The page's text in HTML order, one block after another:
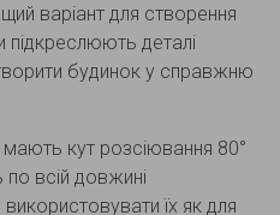
варіант для створення
підкреслюють деталі
будинок у справжню
кут розсіювання 80°
всій довжині
їх як для